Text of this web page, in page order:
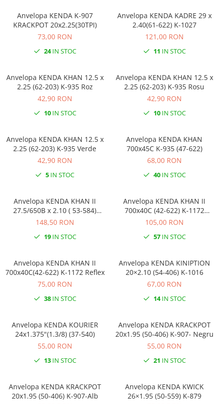
Anvelopa KENDA K-907
KRACKPOT 20x2.25(30TPI)
73,00 RON
24IN STOC
Anvelopa KENDA KADRE 29 x
2.40(61-622) K-1027
121,00 RON
11 IN STOC
Anvelopa KENDA KHAN 12.5 x
2.25 (62-203) K-935 Roz
42,90 RON
10IN STOC
Anvelopa KENDA KHAN 12.5 x
2.25 (62-203) K-935 Rosu
42,90 RON
10IN STOC
Anvelopa KENDA KHAN 12.5 x
2.25 (62-203) K-935 Verde
42,90 RON
5 IN STOC
Anvelopa KENDA KHAN
700x45C K-935 (47-622)
68,00 RON
40IN STOC
Anvelopa KENDA KHAN II
27.5/650B x 2.10 ( 53-584)
Reflex E-Bike
148,50 RON
19IN STOC
Anvelopa KENDA KHAN II
700x40C (42-622) K-1172
Crem/Reflex
105,00 RON
57IN STOC
Anvelopa KENDA KHAN II
700x40C(42-622) K-1172 Reflex
75,00 RON
38IN STOC
Anvelopa KENDA KINIPTION
20×2.10 (54-406) K-1016
67,00 RON
14IN STOC
Anvelopa KENDA KOURIER
24x1.375"(1.3/8) (37-540)
55,00 RON
13IN STOC
Anvelopa KENDA KRACKPOT
20x1.95 (50-406) K-907- Negru
55,00 RON
21 IN STOC
Anvelopa KENDA KRACKPOT
20x1.95 (50-406) K-907-Alb
Anvelopa KENDA KWICK
26×1.95 (50-559) K-879